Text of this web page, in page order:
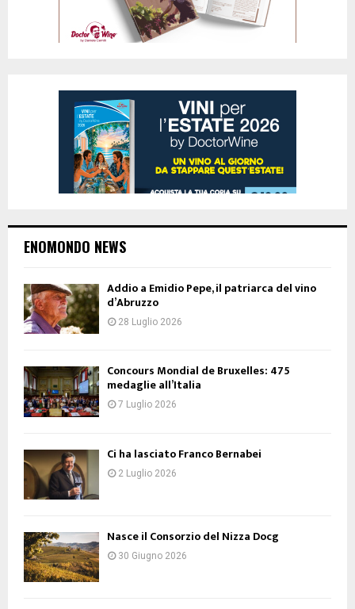
ENOMONDO NEWS
Addio a Emidio Pepe, il patriarca del vino
d’Abruzzo
28 Luglio 2026
Concours Mondial de Bruxelles: 475
medaglie all’Italia
7 Luglio 2026
Ci ha lasciato Franco Bernabei
2 Luglio 2026
Nasce il Consorzio del Nizza Docg
30 Giugno 2026